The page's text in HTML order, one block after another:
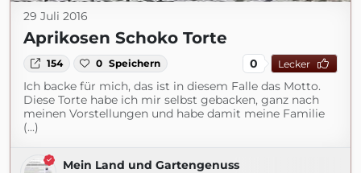
29 Juli 2016
Aprikosen Schoko Torte
154 0 Speichern 0 Lecker
Ich backe für mich, das ist in diesem Falle das Motto.
Diese Torte habe ich mir selbst gebacken, ganz nach
meinen Vorstellungen und habe damit meine Familie
(...)
Mein Land und Gartengenuss